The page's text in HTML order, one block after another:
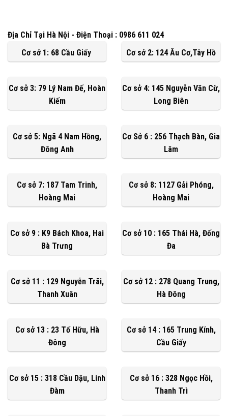
Địa Chỉ Tại Hà Nội - Điện Thoại : 0986 611 024
Cơ sở 1: 68 Cầu Giấy
Cơ sở 2: 124 Âu Cơ,Tây Hồ
Cơ sở 3: 79 Lý Nam Đế, Hoàn
Kiếm
Cơ sở 4: 145 Nguyễn Văn Cừ,
Long Biên
Cơ sở 5: Ngã 4 Nam Hồng,
Đông Anh
Cơ Sở 6 : 256 Thạch Bàn, Gia
Lâm
Cơ sở 7: 187 Tam Trinh,
Hoàng Mai
Cơ sở 8: 1127 Gải Phóng,
Hoàng Mai
Cơ sở 9 : K9 Bách Khoa, Hai
Bà Trưng
Cơ sở 10 : 165 Thái Hà, Đống
Đa
Cơ sở 11 : 129 Nguyễn Trãi,
Thanh Xuân
Cơ sở 12 : 278 Quang Trung,
Hà Đông
Cơ sở 13 : 23 Tố Hữu, Hà
Đông
Cơ sở 14 : 165 Trung Kính,
Cầu Giấy
Cơ sở 15 : 318 Cầu Dậu, Linh
Đàm
Cơ sở 16 : 328 Ngọc Hồi,
Thanh Trì